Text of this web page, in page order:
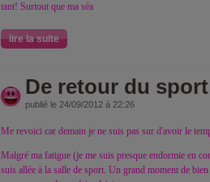
tant! Surtout que ma séa
lire la suite
De retour du
publié le 24/09/2012 à 22:26
Me revoici car demain je ne suis pas sur d'avoir le
Malgré ma fatigue (je me suis presque endormie en
suis allée à la salle de sport. Un grand moment de